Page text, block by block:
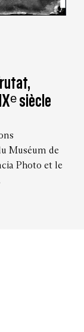
siècle
Muséum de
Photo et le